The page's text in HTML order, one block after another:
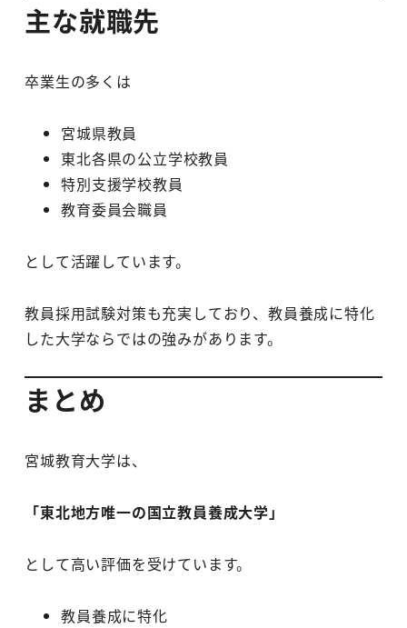
主な就職先
卒業生の多くは
宮城県教員
東北各県の公立学校教員
特別支援学校教員
教育委員会職員
として活躍しています。
教員採用試験対策も充実しており、教員養成に特化
した大学ならではの強みがあります。
まとめ
宮城教育大学は、
「東北地方唯一の国立教員養成大学」
として高い評価を受けています。
教員養成に特化